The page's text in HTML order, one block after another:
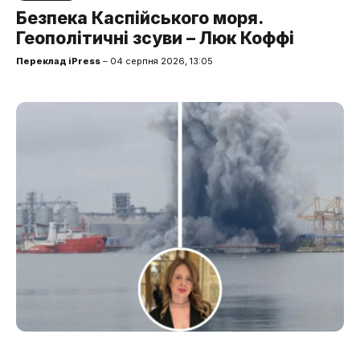
Безпека Каспійського моря.
Геополітичні зсуви – Люк Коффі
Переклад iPress – 04 серпня 2026, 13:05